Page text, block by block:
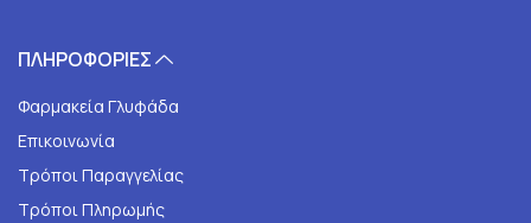
ΠΛΗΡΟΦΟΡΙΕΣ
Φαρμακεία Γλυφάδα
Επικοινωνία
Τρόποι Παραγγελίας
Τρόποι Πληρωμής